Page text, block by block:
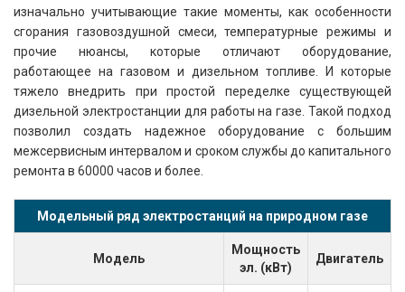
изначально учитывающие такие моменты, как особенности
сгорания газовоздушной смеси, температурные режимы и
прочие нюансы, которые отличают оборудование,
работающее на газовом и дизельном топливе. И которые
тяжело внедрить при простой переделке существующей
дизельной электростанции для работы на газе. Такой подход
позволил создать надежное оборудование с большим
межсервисным интервалом и сроком службы до капитального
ремонта в 60000 часов и более.
Модельный ряд электростанций на природном газе
Модель
Мощность
эл. (кВт)
Двигатель